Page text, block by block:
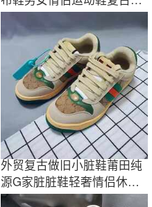
鞋高端潮流鞋
外贸复古做旧小脏鞋莆田纯
源G家脏脏鞋轻奢情侣休闲
板鞋低帮